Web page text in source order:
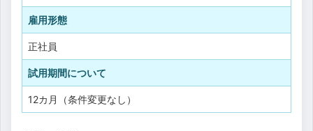
雇用形態
正社員
試用期間について
12カ月（条件変更なし）